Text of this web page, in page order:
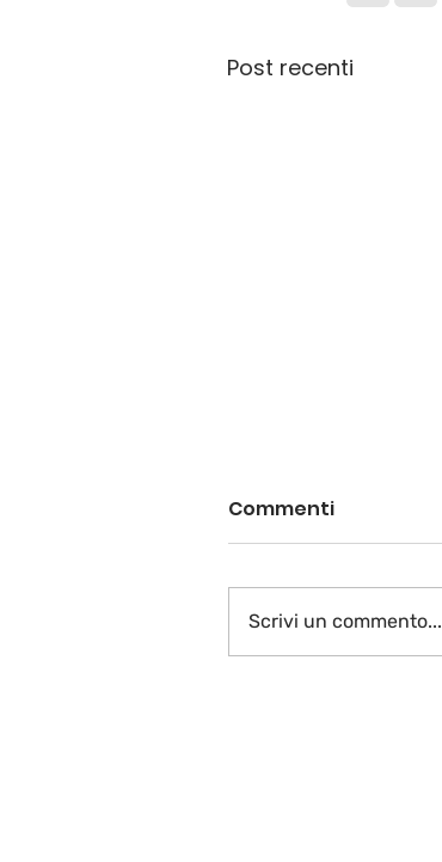
Post recenti
A voi la parola…
Commenti
Scrivi un commento...